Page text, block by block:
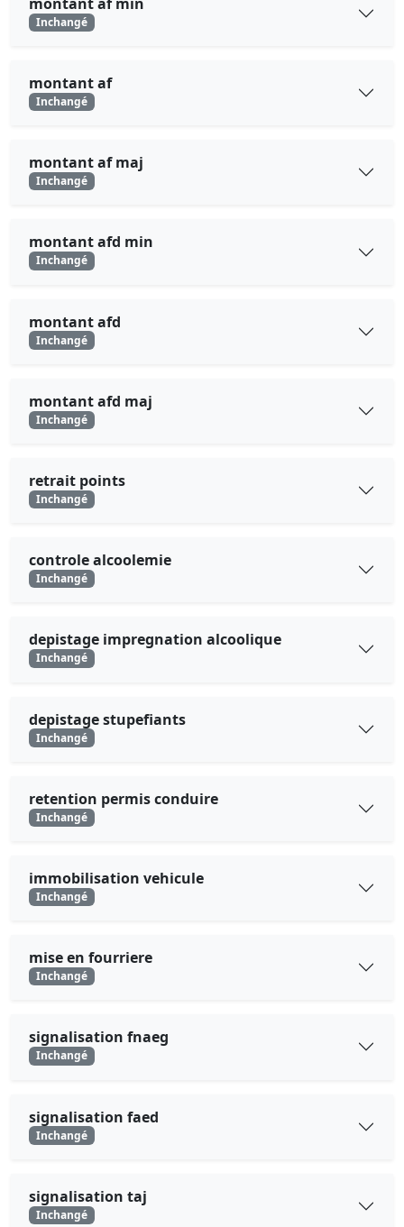
Inchangé
montant af
Inchangé
montant af maj
Inchangé
montant afd min
Inchangé
montant afd
Inchangé
montant afd maj
Inchangé
retrait points
Inchangé
controle alcoolemie
Inchangé
depistage impregnation alcoolique
Inchangé
depistage stupefiants
Inchangé
retention permis conduire
Inchangé
immobilisation vehicule
Inchangé
mise en fourriere
Inchangé
signalisation fnaeg
Inchangé
signalisation faed
Inchangé
signalisation taj
Inchangé